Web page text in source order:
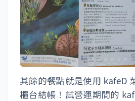
其餘的餐點就是使用 kafeD
櫃台結帳！試營運期間的